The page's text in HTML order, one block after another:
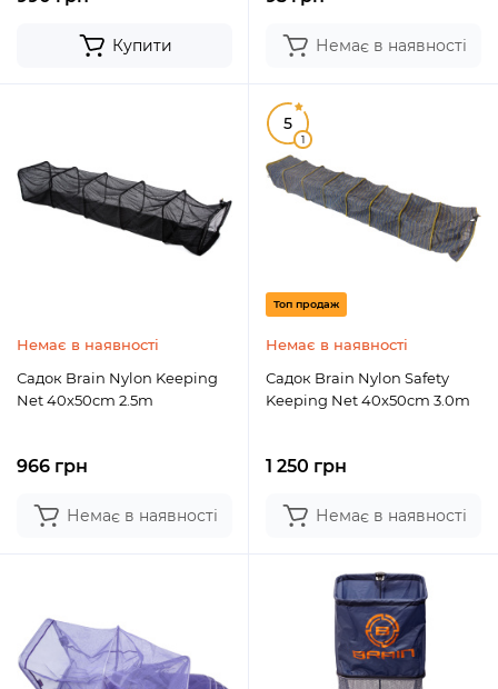
Купити Немає в наявності
Немає в наявності
Садок Brain Nylon Keeping
Net 40x50cm 2.5m
966 грн
Немає в наявності
5
1
Топ продаж
Немає в наявності
Садок Brain Nylon Safety
Keeping Net 40x50cm 3.0m
1 250 грн
Немає в наявності